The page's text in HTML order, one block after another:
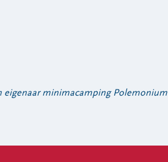
eigenaar minimacamping